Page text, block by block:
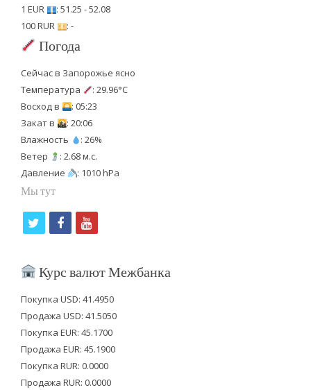
1 EUR
: 51.25 - 52.08
100 RUR
: -
Погода
Сейчас в Запорожье ясно
Температура
: 29.96°C
Восход в
: 05:23
Закат в
: 20:06
Влажность
: 26%
Ветер
: 2.68 м.с.
Давление
: 1010 hPa
Мы тут
i
t
e
r
f
c
b
o
o
k
y
u
u
b
e
Курс валют Межбанка
Покупка USD: 41.4950
Продажа USD: 41.5050
Покупка EUR: 45.1700
Продажа EUR: 45.1900
Покупка RUR: 0.0000
Продажа RUR: 0.0000